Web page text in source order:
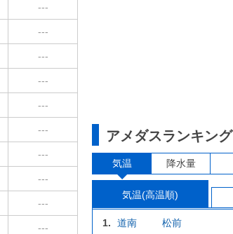
---
---
---
---
---
---
---
---
---
---
アメダスランキング
気温 降水量
気温(高温順)
1. 道南 松前